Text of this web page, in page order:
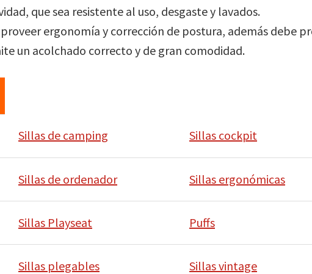
que sea resistente al uso, desgaste y lavados.
ergonomía y corrección de postura, además debe
un acolchado correcto y de gran comodidad.
Sillas de camping Sillas cockpit
Sillas de ordenador Sillas ergonómicas
Sillas Playseat Puffs
Sillas plegables Sillas vintage